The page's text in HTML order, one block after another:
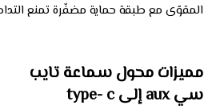
المقوّى مع طبقة حماية مضفّرة تمنع
مميزات محول سماعة تايب
سي aux إلى type- c